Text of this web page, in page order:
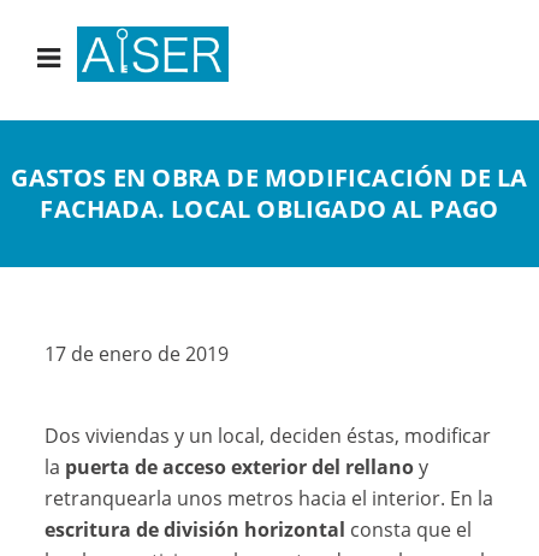
GASTOS EN OBRA DE MODIFICACIÓN DE LA
FACHADA. LOCAL OBLIGADO AL PAGO
17 de enero de 2019
Dos viviendas y un local, deciden éstas, modificar
la puerta de acceso exterior del rellanoy
retranquearla unos metros hacia el interior. En la
escritura de división horizontal consta que el